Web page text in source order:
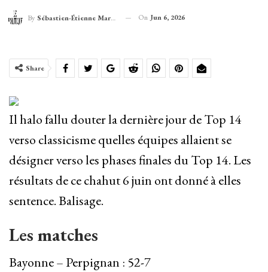
By Sébastien-Étienne Marechal On Jun 6, 2026
Share
Il halo fallu douter la dernière jour de Top 14
verso classicisme quelles équipes allaient se
désigner verso les phases finales du Top 14. Les
résultats de ce chahut 6 juin ont donné à elles
sentence. Balisage.
Les matches
Bayonne – Perpignan : 52-7